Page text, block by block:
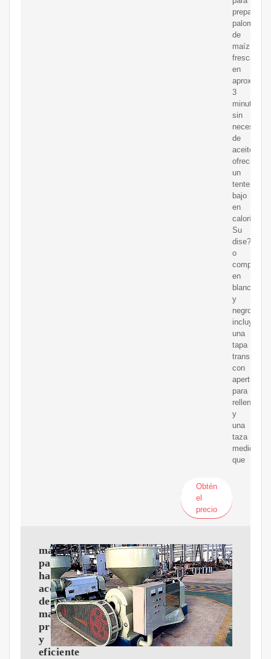
preparar
palomitas
de
maíz
frescas
en
3
minutos,
sin
necesidad
de
aceite,
ofreciendo
un
tentempié
bajo
en
calorías.
Su
dise?
o
compacto
en
blanco
y
negro
incluye
una
tapa
con
apertura
para
rellenar
y
una
taza
medidora
que
Obtén
el
precio
máquina
para
hacer
aceite
de
maíz
profesional
y
eficiente